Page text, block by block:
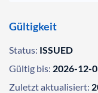
Gültigkeit
Status: ISSUED
Gültig bis: 2026-12-
Zuletzt aktualisiert: